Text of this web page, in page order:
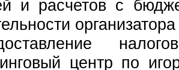
и расчетов с
центр по